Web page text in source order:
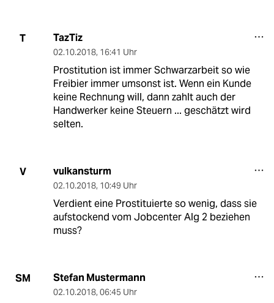
T TazTiz
02.10.2018, 16:41 Uhr
Prostitution ist immer Schwarzarbeit so wie
Freibier immer umsonst ist. Wenn ein Kunde
keine Rechnung will, dann zahlt auch der
Handwerker keine Steuern ... geschätzt wird
selten.
V vulkansturm
02.10.2018, 10:49 Uhr
Verdient eine Prostituierte so wenig, dass sie
aufstockend vom Jobcenter Alg 2 beziehen
muss?
SM Stefan Mustermann
02.10.2018, 06:45 Uhr